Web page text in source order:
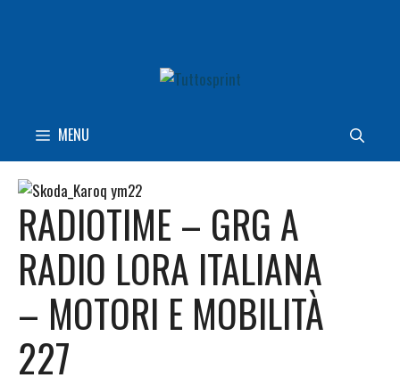
MENU
RADIOTIME – GRG A
RADIO LORA ITALIANA
– MOTORI E MOBILITÀ
227